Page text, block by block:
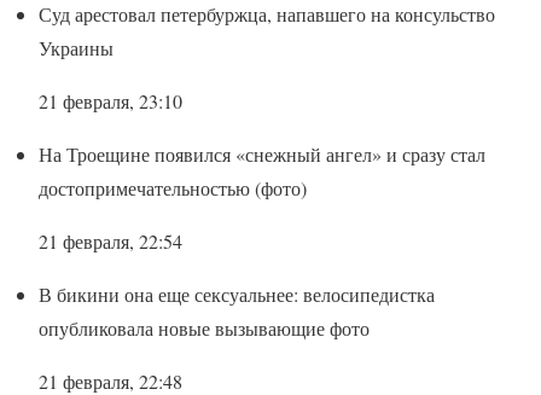
Суд арестовал петербуржца, напавшего на консульство
Украины
21 февраля, 23:10
На Троещине появился «снежный ангел» и сразу стал
достопримечательностью (фото)
21 февраля, 22:54
В бикини она еще сексуальнее: велосипедистка
опубликовала новые вызывающие фото
21 февраля, 22:48